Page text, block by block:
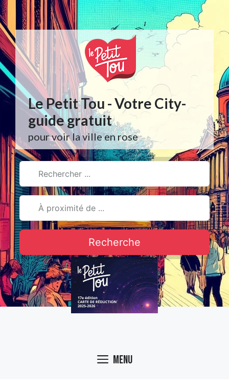
Aller
au
contenu
Le Petit Tou - Votre City-
guide gratuit
pour voir la ville en rose
Recherche
Menu